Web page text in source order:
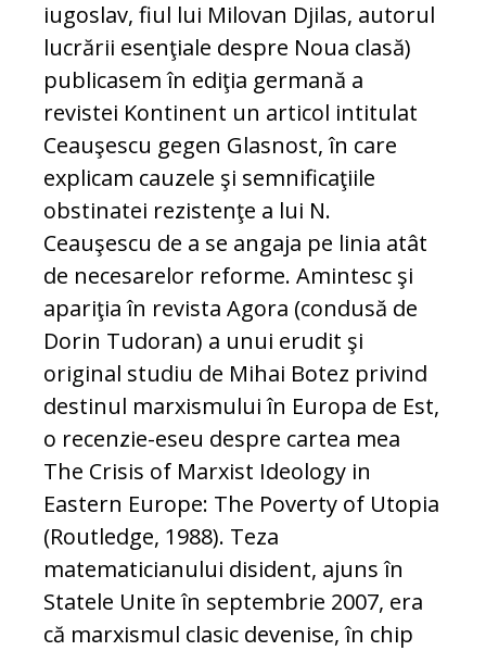
iugoslav, fiul lui Milovan Djilas, autorul
lucrării esenţiale despre Noua clasă)
publicasem în ediţia germană a
revistei Kontinent un articol intitulat
Ceauşescu gegen Glasnost, în care
explicam cauzele şi semnificaţiile
obstinatei rezistenţe a lui N.
Ceauşescu de a se angaja pe linia atât
de necesarelor reforme. Amintesc şi
apariţia în revista Agora (condusă de
Dorin Tudoran) a unui erudit şi
original studiu de Mihai Botez privind
destinul marxismului în Europa de Est,
o recenzie-eseu despre cartea mea
The Crisis of Marxist Ideology in
Eastern Europe: The Poverty of Utopia
(Routledge, 1988). Teza
matematicianului disident, ajuns în
Statele Unite în septembrie 2007, era
că marxismul clasic devenise, în chip